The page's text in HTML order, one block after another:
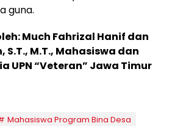
guna.
Much Fahrizal Hanif dan
M.T., Mahasiswa dan
UPN “Veteran” Jawa Timur
Mahasiswa Program Bina Desa